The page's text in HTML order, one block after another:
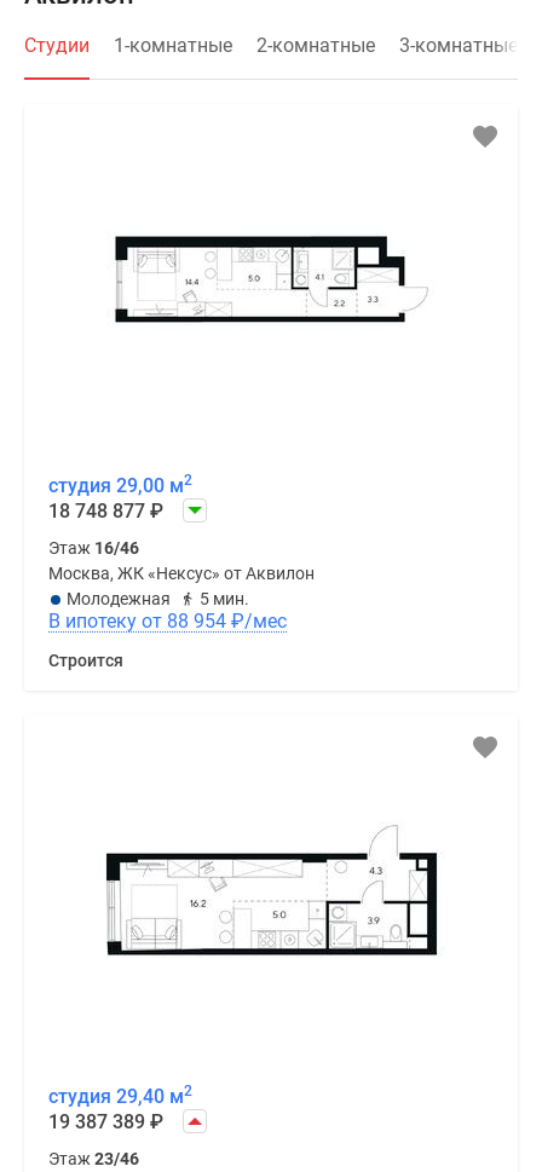
Студии 1-комнатные 2-комнатные 3-комнатные
студия 29,00 м2
18 748 877 ₽
Этаж 16/46
Москва, ЖК «Нексус» от Аквилон
Молодежная
5 мин.
В ипотеку от 88 954 ₽/мес
Строится
студия 29,40 м2
19 387 389 ₽
Этаж 23/46